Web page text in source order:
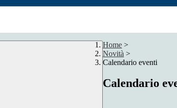
Home >
Novità >
Calendario eventi
Calendario